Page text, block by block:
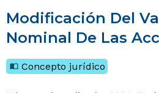
Modificación Del Valor
Nominal De Las
Concepto jurídico